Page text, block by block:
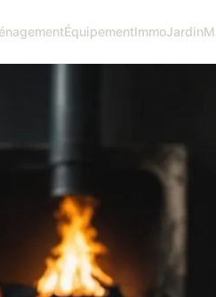
ÉquipementImmoJardin